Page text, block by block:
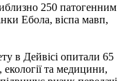
250 патогенним
Ебола, віспа мавп,
в Дейвісі опитали 65
екології та медицини,